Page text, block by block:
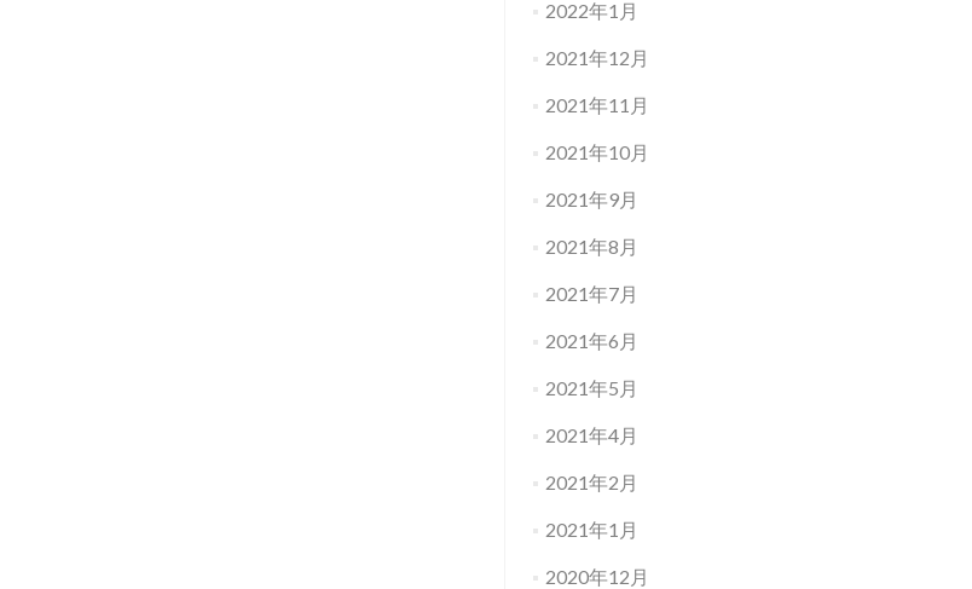
2022年1月
2021年12月
2021年11月
2021年10月
2021年9月
2021年8月
2021年7月
2021年6月
2021年5月
2021年4月
2021年2月
2021年1月
2020年12月